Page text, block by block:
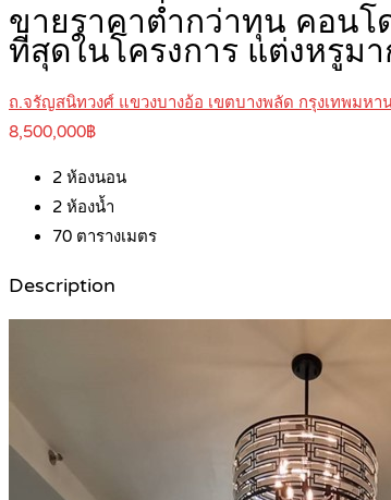
ขายราคาต่ำกว่าทุน คอนโ
ที่สุดในโครงการ แต่งหรูม
ถ.จรัญสนิทวงศ์ แขวงบางอ้อ เขตบางพลัด กรุงเทพมหา
8,500,000฿
2 ห้องนอน
2 ห้องน้ำ
70 ตารางเมตร
Description